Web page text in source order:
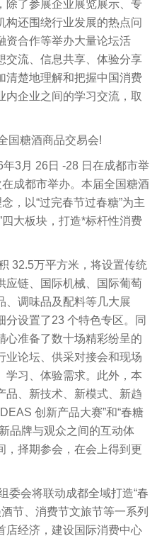
除了参展企业展览展示、专
构还围绕行业发展的热点问
资合作等举办大量论坛活
交流、信息共享、体验分享
清楚地理解和把握中国消费
内企业之间的学习交流，取
国糖酒商品交易会!
3月 26日 -28 日在成都市举
成都市举办。本届全国糖酒
，以“过完春节过春糖”为主
大板块，打造*标杆性消费
32.5万平方米，将设置传统
应链、国际机械、国际葡萄
、调味品及配料等几大展
分设置了23 个特色专区。同
心准备了数十场精彩纷呈的
业论坛、供采对接会和现场
学习、体验需求。此外，本
品、新技术、新模式、新趋
创新产品大赛”和“春糖
品牌与观众之间的互动体
，择期参会，在会上得到更
委会将联动成都全域打造“春
节、消费节文旅节等一系列
店经济，建设国际消费中心